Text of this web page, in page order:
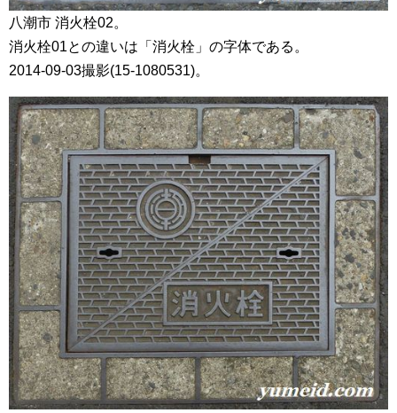
八潮市 消火栓02。
消火栓01との違いは「消火栓」の字体である。
2014-09-03撮影(15-1080531)。